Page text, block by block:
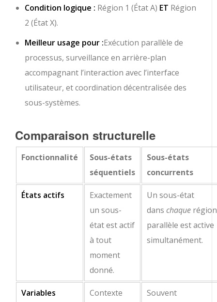
Condition logique : Région 1 (État A) ET Région
2 (État X).
Meilleur usage pour :Exécution parallèle de
processus, surveillance en arrière-plan
accompagnant l’interaction avec l’interface
utilisateur, et coordination décentralisée des
sous-systèmes.
Comparaison structurelle
Fonctionnalité
Sous-états
séquentiels
Sous-états
concurrents
États actifs
Exactement
un sous-
état est actif
à tout
moment
donné.
Un sous-état
danschaque région
parallèle est active
simultanément.
Variables
Contexte
Souvent